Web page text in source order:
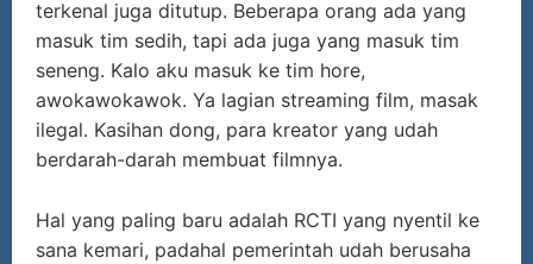
terkenal juga ditutup. Beberapa orang ada yang
masuk tim sedih, tapi ada juga yang masuk tim
seneng. Kalo aku masuk ke tim hore,
awokawokawok. Ya lagian streaming film, masak
ilegal. Kasihan dong, para kreator yang udah
berdarah-darah membuat filmnya.
Hal yang paling baru adalah RCTI yang nyentil ke
sana kemari, padahal pemerintah udah berusaha